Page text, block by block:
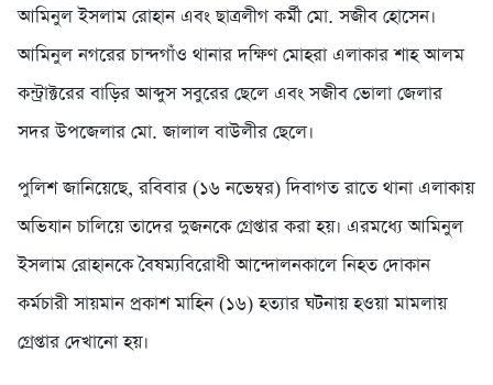
আমিনুল ইসলাম রোহান এবং ছাত্রলীগ কর্মী মো. সজীব হোসেন।
আমিনুল নগরের চান্দগাঁও থানার দক্ষিণ মোহরা এলাকার শাহ আলম
কন্ট্রাক্টরের বাড়ির আব্দুস সবুরের ছেলে এবং সজীব ভোলা জেলার
সদর উপজেলার মো. জালাল বাউলীর ছেলে।
পুলিশ জানিয়েছে, রবিবার (১৬ নভেম্বর) দিবাগত রাতে থানা এলাকায়
অভিযান চালিয়ে তাদের দুজনকে গ্রেপ্তার করা হয়। এরমধ্যে আমিনুল
ইসলাম রোহানকে বৈষম্যবিরোধী আন্দোলনকালে নিহত দোকান
কর্মচারী সায়মান প্রকাশ মাহিন (১৬) হত্যার ঘটনায় হওয়া মামলায়
গ্রেপ্তার দেখানো হয়।